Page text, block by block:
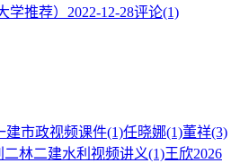
学推荐） 2022-12-28评论(1)
建市政视频课件(1)任晓娜(1)董祥(3)
二林二建水利视频讲义(1)王欣2026